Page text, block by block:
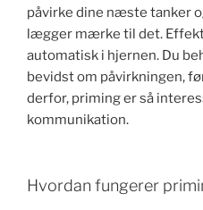
påvirke dine næste tanker
lægger mærke til det.
automatisk i hjernen. Du
bevidst om påvirkningen,
derfor, priming er så
kommunikation.
Hvordan fungerer